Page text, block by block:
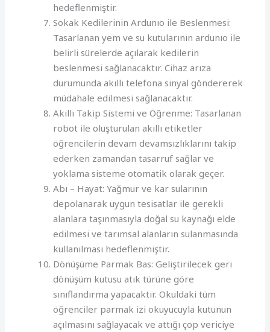
hedeflenmiştir.
Sokak Kedilerinin Ardunıo ile Beslenmesi:
Tasarlanan yem ve su kutularının ardunıo ile
belirli sürelerde açılarak kedilerin
beslenmesi sağlanacaktır. Cihaz arıza
durumunda akıllı telefona sinyal göndererek
müdahale edilmesi sağlanacaktır.
Akıllı Takip Sistemi ve Öğrenme: Tasarlanan
robot ile oluşturulan akıllı etiketler
öğrencilerin devam devamsızlıklarını takip
ederken zamandan tasarruf sağlar ve
yoklama sisteme otomatik olarak geçer.
Abı – Hayat: Yağmur ve kar sularının
depolanarak uygun tesisatlar ile gerekli
alanlara taşınmasıyla doğal su kaynağı elde
edilmesi ve tarımsal alanların sulanmasında
kullanılması hedeflenmiştir.
Dönüşüme Parmak Bas: Geliştirilecek geri
dönüşüm kutusu atık türüne göre
sınıflandırma yapacaktır. Okuldaki tüm
öğrenciler parmak izi okuyucuyla kutunun
açılmasını sağlayacak ve attığı çöp vericiye